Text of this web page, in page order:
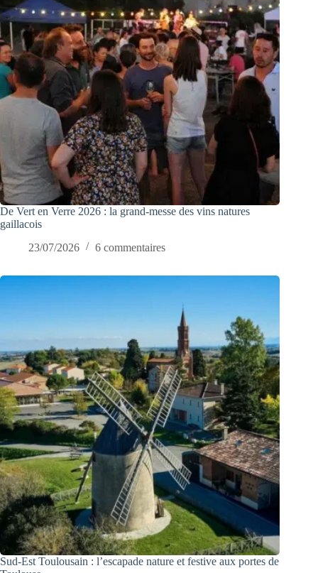
De Vert en Verre 2026 : la grand-messe des vins natures
gaillacois
23/07/2026
6 commentaires
Sud-Est Toulousain : l’escapade nature et festive aux portes de